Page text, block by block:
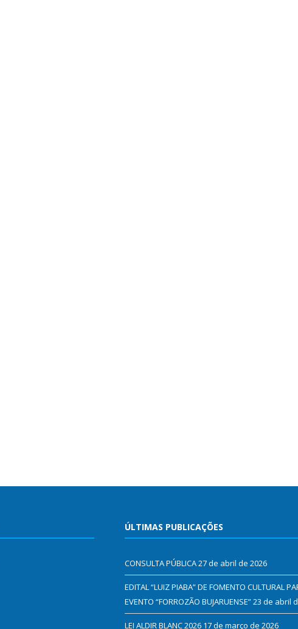
ÚLTIMAS PUBLICAÇÕES
CONSULTA PÚBLICA27 de abril de 2026
EDITAL “LUIZ PIABA” DE FOMENTO CULTURAL
EVENTO “FORROZÃO BUJARUENSE”23 de abril
LEI ALDIR BLANC 2026 17 de março de 2026